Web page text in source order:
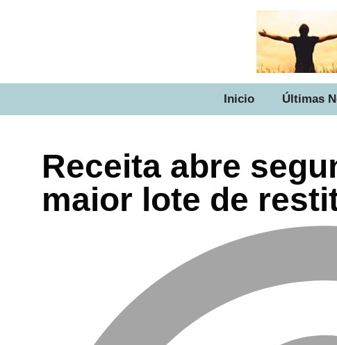
Inicio Últimas
Receita abre
maior lote de